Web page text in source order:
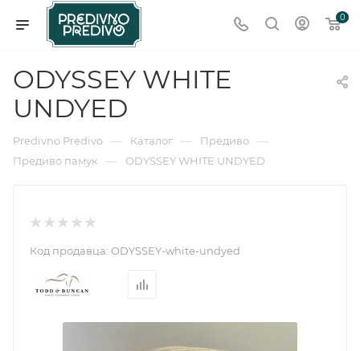
0
ODYSSEY WHITE
UNDYED
Predivno Predivo — Каталог — Предиво —
Предиво памук — ODYSSEY WHITE UNDYED
Код продавца: ODYSSEY-white-undyed